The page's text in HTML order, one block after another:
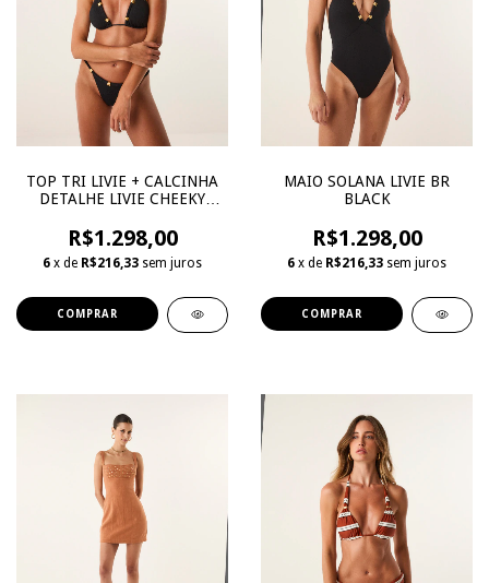
TOP TRI LIVIE + CALCINHA
DETALHE LIVIE CHEEKY
R$1.298,00
6 x de R$216,33 sem juros
COMPRAR
MAIO SOLANA LIVIE BR
BLACK
R$1.298,00
6 x de R$216,33 sem juros
COMPRAR